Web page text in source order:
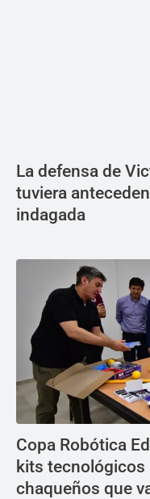
La defensa de
tuviera
indagada
Copa Robótica
kits tecnológicos
chaqueños que